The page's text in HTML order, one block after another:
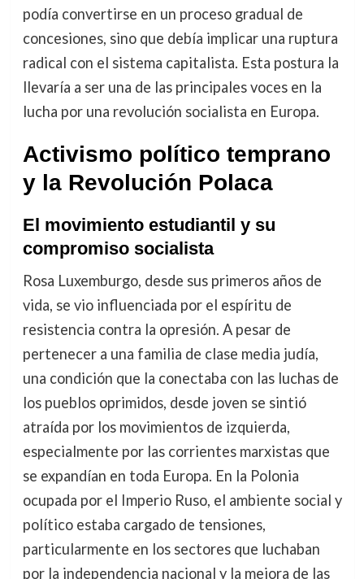
podía convertirse en un proceso gradual de
concesiones, sino que debía implicar una ruptura
radical con el sistema capitalista. Esta postura la
llevaría a ser una de las principales voces en la
lucha por una revolución socialista en Europa.
Activismo político temprano
y la Revolución Polaca
El movimiento estudiantil y su
compromiso socialista
Rosa Luxemburgo, desde sus primeros años de
vida, se vio influenciada por el espíritu de
resistencia contra la opresión. A pesar de
pertenecer a una familia de clase media judía,
una condición que la conectaba con las luchas de
los pueblos oprimidos, desde joven se sintió
atraída por los movimientos de izquierda,
especialmente por las corrientes marxistas que
se expandían en toda Europa. En la Polonia
ocupada por el Imperio Ruso, el ambiente social y
político estaba cargado de tensiones,
particularmente en los sectores que luchaban
por la independencia nacional y la mejora de las